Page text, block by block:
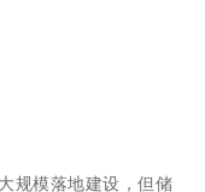
规模落地建设，但储